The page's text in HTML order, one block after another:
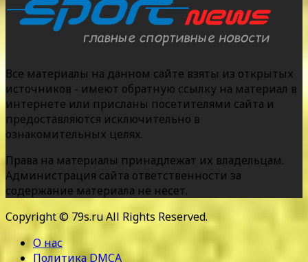
Все материалы на данном сайте взяты из открытых
источников - имеют обратную ссылку на материал в
интернете или присланы посетителями сайта и
предоставляются исключительно в
ознакомительных целях.
Права на материалы принадлежат их владельцам.
Администрация сайта ответственности за
содержание материала не несет.
Copyright © 79s.ru All Rights Reserved.
О нас
Политика DMCA